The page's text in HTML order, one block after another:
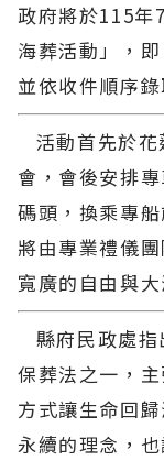
政府將於115年
海葬活動」，
並依收件順序
活動首先於花
會，會後安排
碼頭，換乘專
將由專業禮儀
寬廣的自由與大
縣府民政處指
保葬法之一，
方式讓生命回
永續的理念，